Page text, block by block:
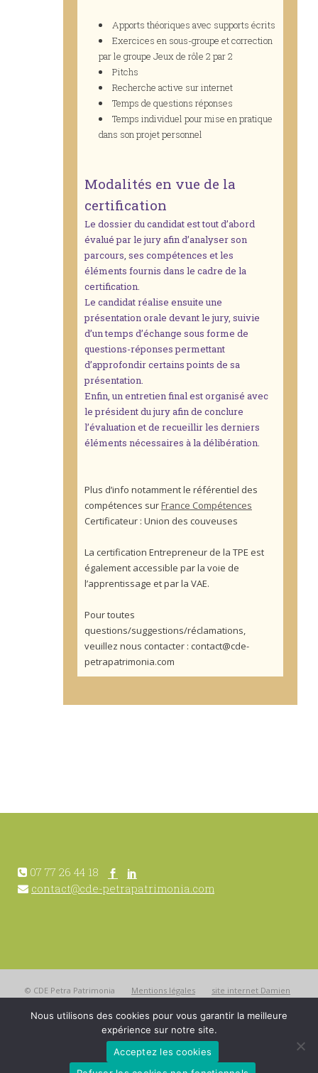
Apports théoriques avec supports écrits
Exercices en sous-groupe et correction
par le groupe Jeux de rôle 2 par 2
Pitchs
Recherche active sur internet
Temps de questions réponses
Temps individuel pour mise en pratique
dans son projet personnel
Modalités en vue de la
certification
Le dossier du candidat est tout d’abord
évalué par le jury afin d’analyser son
parcours, ses compétences et les
éléments fournis dans le cadre de la
certification.
Le candidat réalise ensuite une
présentation orale devant le jury, suivie
d’un temps d’échange sous forme de
questions-réponses permettant
d’approfondir certains points de sa
présentation.
Enfin, un entretien final est organisé avec
le président du jury afin de conclure
l’évaluation et de recueillir les derniers
éléments nécessaires à la délibération.
Plus d’info notamment le référentiel des
compétences surFrance Compétences
Certificateur : Union des couveuses
La certification Entrepreneur de la TPE est
également accessible par la voie de
l’apprentissage et par la VAE.
Pour toutes
questions/suggestions/réclamations,
veuillez nous contacter : contact@cde-
petrapatrimonia.com
07 77 26 44 18
contact@cde-petrapatrimonia.com
© CDE Petra Patrimonia Mentions légales site internet Damien
Boeuf
This project has been funded with support from the European Commission. This
publication [communication] reflects the views only of the author, and the Commission
Nous utilisons des cookies pour vous garantir la meilleure
expérience sur notre site.
Acceptez les cookies